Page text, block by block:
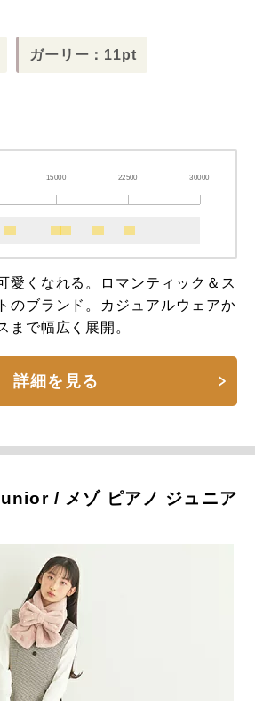
ガーリー：11pt
15000 22500 30000
愛くなれる。ロマンティック＆ス
のブランド。カジュアルウェアか
まで幅広く展開。
詳細を見る
/ メゾ ピアノ ジュニア